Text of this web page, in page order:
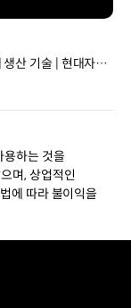
산 기술 | 현대자동
용하는 것을
며, 상업적인
에 따라 불이익을